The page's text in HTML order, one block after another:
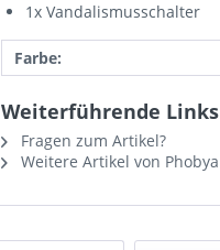
1x Vandalismusschalter
Farbe:
Weiterführende
Fragen zum Artikel?
Weitere Artikel von Phobya